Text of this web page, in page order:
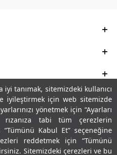
tanımak, sitemizdeki kullanıcı
iyileştirmek için web sitemizde
yönetmek için “Ayarları
rızanıza tabi tüm çerezlerin
“Tümünü Kabul Et” seçeneğine
reddetmek için “Tümünü
Sitemizdeki çerezleri ve bu